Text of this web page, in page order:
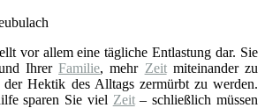
vor allem eine tägliche Entlastung dar. Sie
IhrerFamilie, mehr Zeitmiteinander zu
Hektik des Alltags zermürbt zu werden.
sparen Sie viel Zeit– schließlich müssen